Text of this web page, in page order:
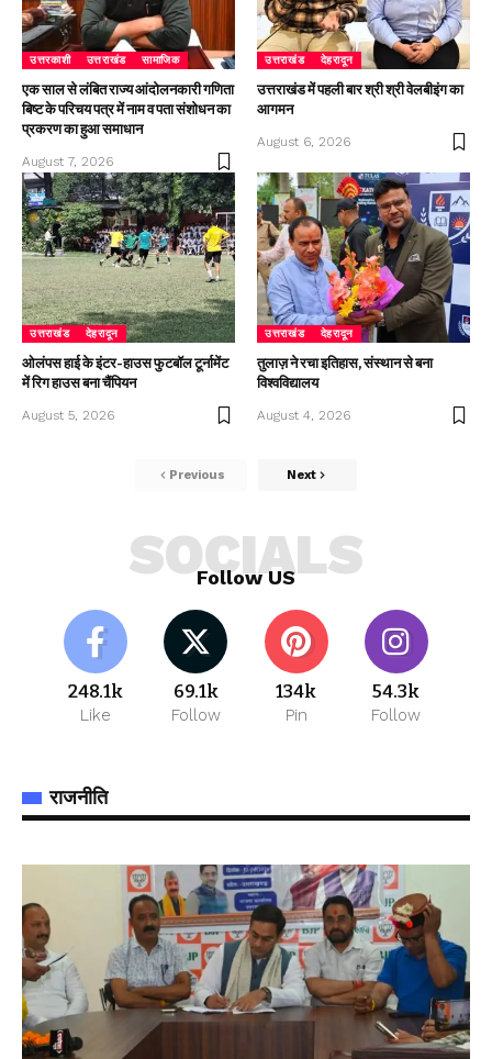
उत्तरकाशी उत्तराखंड सामाजिक
एक साल से लंबित राज्य आंदोलनकारी गणिता
बिष्ट के परिचय पत्र में नाम व पता संशोधन का
प्रकरण का हुआ समाधान
August 7, 2026
उत्तराखंड देहरादून
उत्तराखंड में पहली बार श्री श्री वेलबीइंग का
आगमन
August 6, 2026
उत्तराखंड देहरादून
ओलंपस हाई के इंटर-हाउस फुटबॉल टूर्नामेंट
में रिग हाउस बना चैंपियन
August 5, 2026
उत्तराखंड देहरादून
तुलाज़ ने रचा इतिहास, संस्थान से बना
विश्वविद्यालय
August 4, 2026
Previous Next
Follow US
SOCIALS
248.1k
Like
69.1k
Follow
134k
Pin
54.3k
Follow
राजनीति